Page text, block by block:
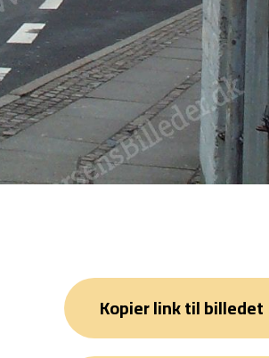
Kopier link til billedet